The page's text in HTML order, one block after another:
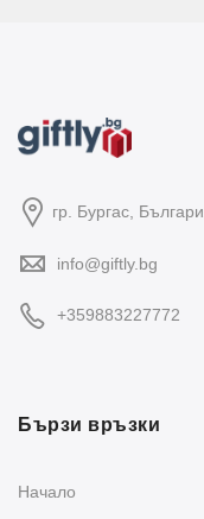
гр. Бургас,
info@giftly.bg
+359883227772
Бързи връзки
Начало